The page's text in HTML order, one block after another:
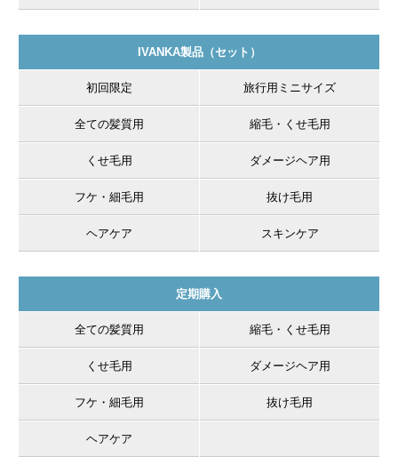
天然トリートメント1000g
髪と頭皮の健康を考えた無添加・無着色・無香料のトリート
メントで、傷んで髪から流れ出た天然成分を再び髪へ戻し同
化させます。
IVANKA製品（セット）
初回限定 旅行用ミニサイズ
全ての髪質用 縮毛・くせ毛用
くせ毛用 ダメージヘア用
フケ・細毛用 抜け毛用
ヘアケア スキンケア
定期購入
全ての髪質用 縮毛・くせ毛用
くせ毛用 ダメージヘア用
フケ・細毛用 抜け毛用
ヘアケア